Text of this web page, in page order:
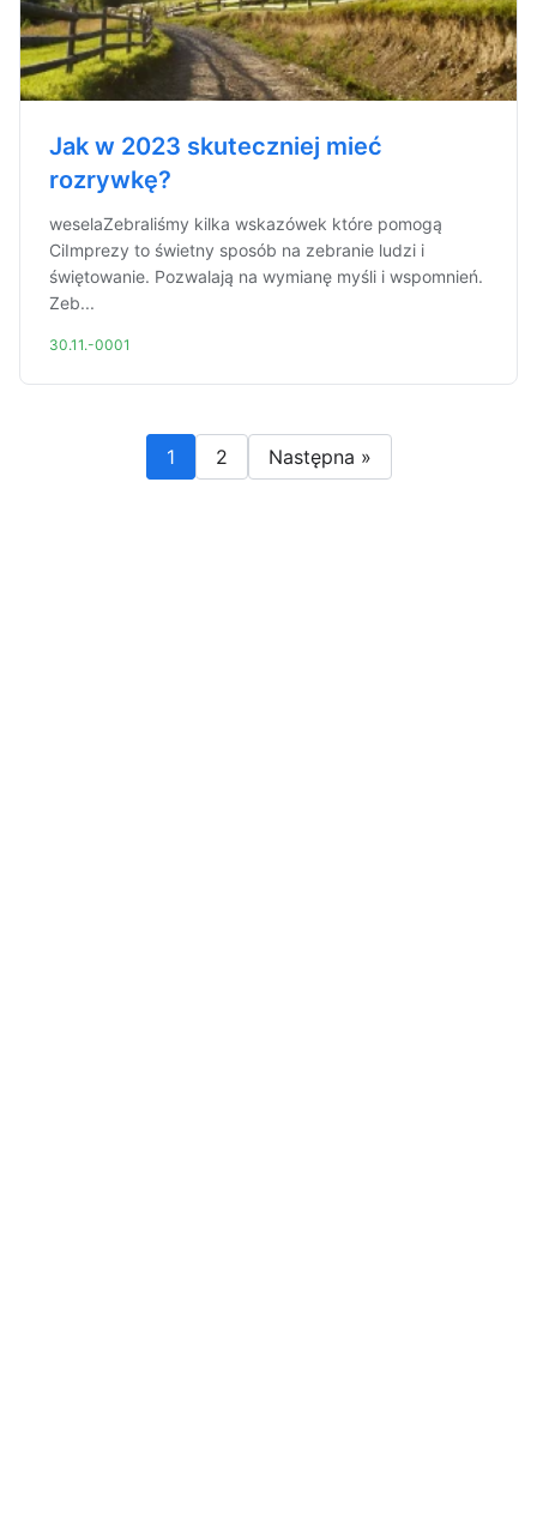
Jak w 2023 skuteczniej mieć
rozrywkę?
weselaZebraliśmy kilka wskazówek które pomogą
CiImprezy to świetny sposób na zebranie ludzi i
świętowanie. Pozwalają na wymianę myśli i wspomnień.
Zeb...
30.11.-0001
1 2 Następna »